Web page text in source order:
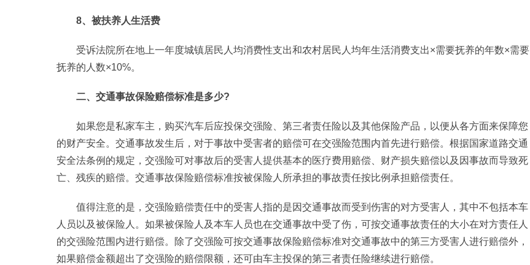
8、被扶养人生活费
受诉法院所在地上一年度城镇居民人均消费性支出和农村居民人均年生活消费支出×需要抚养的年数×需要
抚养的人数×10%。
二、交通事故保险赔偿标准是多少?
如果您是私家车主，购买汽车后应投保交强险、第三者责任险以及其他保险产品，以便从各方面来保障您
的财产安全。交通事故发生后，对于事故中受害者的赔偿可在交强险范围内首先进行赔偿。根据国家道路交通
安全法条例的规定，交强险可对事故后的受害人提供基本的医疗费用赔偿、财产损失赔偿以及因事故而导致死
亡、残疾的赔偿。交通事故保险赔偿标准按被保险人所承担的事故责任按比例承担赔偿责任。
值得注意的是，交强险赔偿责任中的受害人指的是因交通事故而受到伤害的对方受害人，其中不包括本车
人员以及被保险人。如果被保险人及本车人员也在交通事故中受了伤，可按交通事故责任的大小在对方责任人
的交强险范围内进行赔偿。除了交强险可按交通事故保险赔偿标准对交通事故中的第三方受害人进行赔偿外，
如果赔偿金额超出了交强险的赔偿限额，还可由车主投保的第三者责任险继续进行赔偿。